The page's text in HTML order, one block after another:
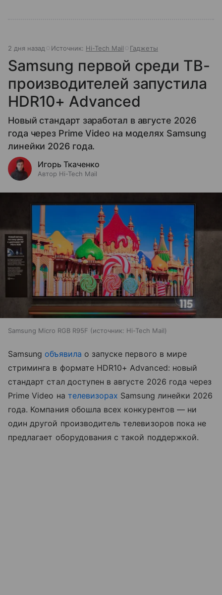
2 дня назад Источник: Hi-Tech Mail Гаджеты
Samsung первой среди ТВ-
производителей запустила
HDR10+ Advanced
Новый стандарт заработал в августе 2026
года через Prime Video на моделях Samsung
линейки 2026 года.
Игорь Ткаченко
Автор Hi-Tech Mail
Samsung Micro RGB R95F источник: Hi-Tech Mail
Samsung объявила о запуске первого в мире
стриминга в формате HDR10+ Advanced: новый
стандарт стал доступен в августе 2026 года через
Prime Video на телевизорах Samsung линейки 2026
года. Компания обошла всех конкурентов — ни
один другой производитель телевизоров пока не
предлагает оборудования с такой поддержкой.